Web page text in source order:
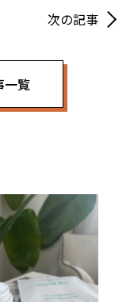
次の記事
一覧